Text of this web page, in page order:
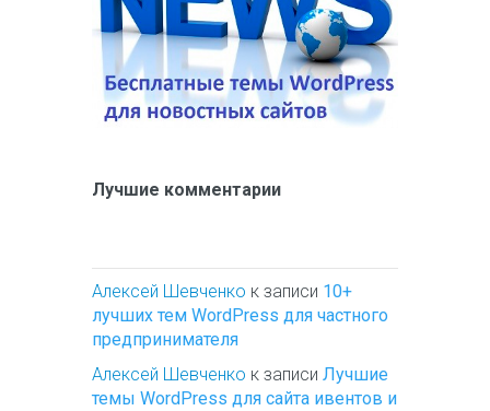
Лучшие комментарии
Алексей Шевченко к записи 10+
лучших тем WordPress для частного
предпринимателя
Алексей Шевченко к записи Лучшие
темы WordPress для сайта ивентов и